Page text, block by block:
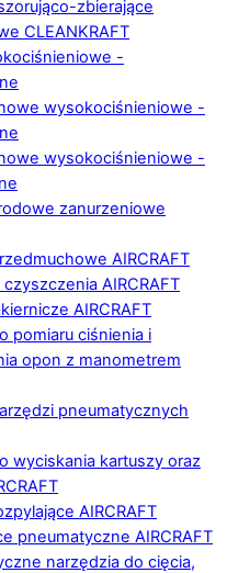
zbierające
CLEANKRAFT
-
wysokociśnieniowe -
wysokociśnieniowe -
zanurzeniowe
AIRCRAFT
AIRCRAFT
AIRCRAFT
pomiaru ciśnienia i
opon z manometrem
pneumatycznych
wyciskania kartuszy oraz
AIRCRAFT
pneumatyczne AIRCRAFT
narzędzia do cięcia,